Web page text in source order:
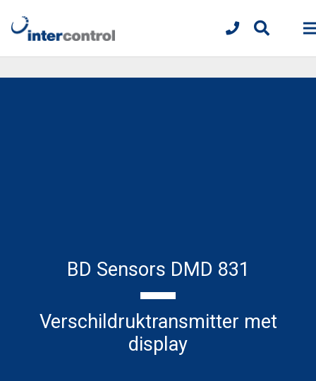
BD Sensors DMD 831
Verschildruktransmitter met
display